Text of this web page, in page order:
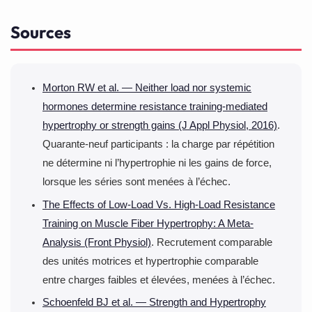
au coach de vérifier votre charge dès la première séance
: elle est presque toujours trop légère.
Sources
Morton RW et al. — Neither load nor systemic
hormones determine resistance training-mediated
hypertrophy or strength gains (J Appl Physiol, 2016).
Quarante-neuf participants : la charge par répétition
ne détermine ni l’hypertrophie ni les gains de force,
lorsque les séries sont menées à l’échec.
The Effects of Low-Load Vs. High-Load Resistance
Training on Muscle Fiber Hypertrophy: A Meta-
Analysis (Front Physiol). Recrutement comparable
des unités motrices et hypertrophie comparable
entre charges faibles et élevées, menées à l’échec.
Schoenfeld BJ et al. — Strength and Hypertrophy